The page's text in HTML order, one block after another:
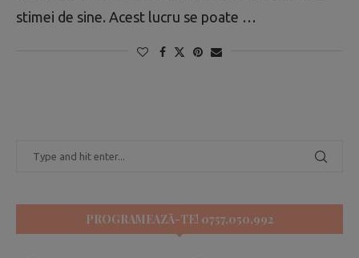
stimei de sine. Acest lucru se poate …
PROGRAMEAZĂ-TE! 0757,050,992